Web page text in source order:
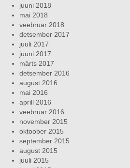
juuni 2018
mai 2018
veebruar 2018
detsember 2017
juuli 2017
juuni 2017
märts 2017
detsember 2016
august 2016
mai 2016
aprill 2016
veebruar 2016
november 2015
oktoober 2015
september 2015
august 2015
juuli 2015